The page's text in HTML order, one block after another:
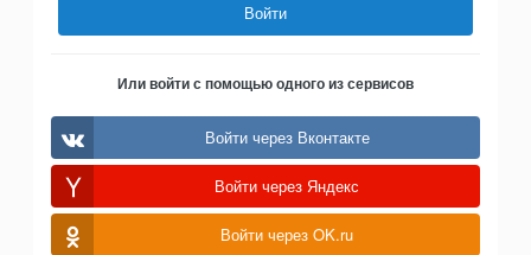
Войти
Или войти с помощью одного из сервисов
Войти через Вконтакте
Войти через Яндекс
Войти через OK.ru